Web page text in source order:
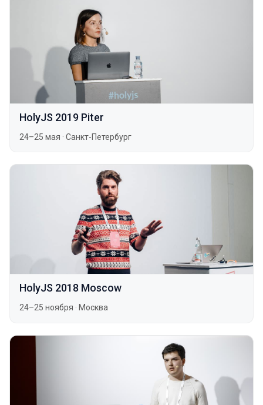
HolyJS 2019 Piter
24–25 мая · Санкт-Петербург
HolyJS 2018 Moscow
24–25 ноября · Москва